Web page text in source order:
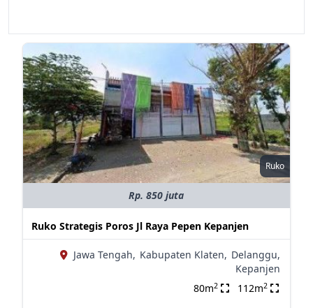
Ruko
Rp. 850 juta
Ruko Strategis Poros Jl Raya Pepen Kepanjen
Jawa Tengah, Kabupaten Klaten, Delanggu,
Kepanjen
80m2 112m2